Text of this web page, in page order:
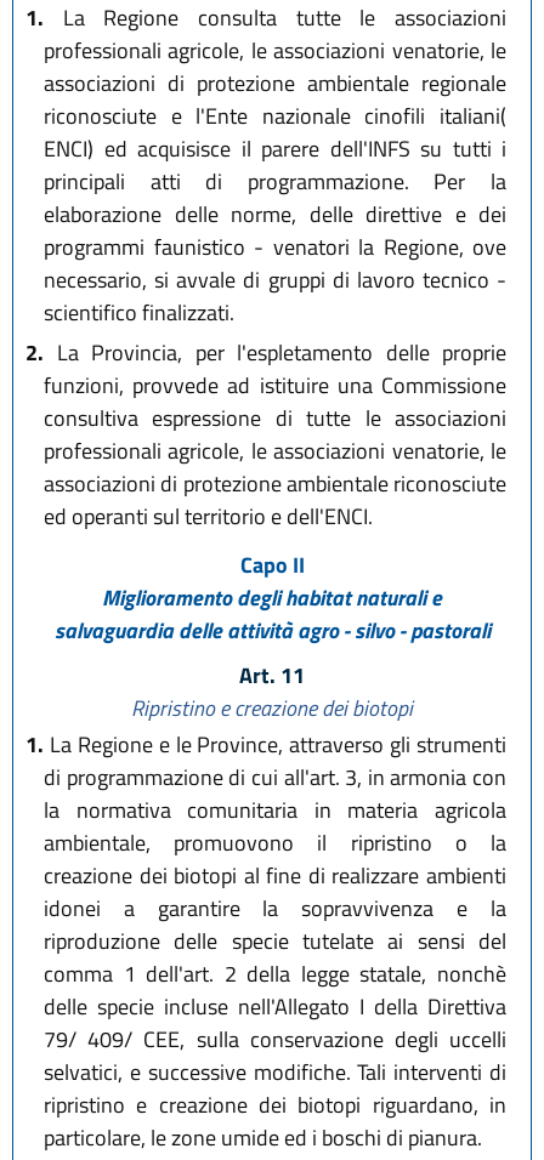
1. La Regione consulta tutte le associazioni
professionali agricole, le associazioni venatorie, le
associazioni di protezione ambientale regionale
riconosciute e l'Ente nazionale cinofili italiani(
ENCI) ed acquisisce il parere dell'INFS su tutti i
principali atti di programmazione. Per la
elaborazione delle norme, delle direttive e dei
programmi faunistico - venatori la Regione, ove
necessario, si avvale di gruppi di lavoro tecnico -
scientifico finalizzati.
2. La Provincia, per l'espletamento delle proprie
funzioni, provvede ad istituire una Commissione
consultiva espressione di tutte le associazioni
professionali agricole, le associazioni venatorie, le
associazioni di protezione ambientale riconosciute
ed operanti sul territorio e dell'ENCI.
Capo II
Miglioramento degli habitat naturali e
salvaguardia delle attività agro - silvo - pastorali
Art. 11
Ripristino e creazione dei biotopi
1. La Regione e le Province, attraverso gli strumenti
di programmazione di cui all'art. 3, in armonia con
la normativa comunitaria in materia agricola
ambientale, promuovono il ripristino o la
creazione dei biotopi al fine di realizzare ambienti
idonei a garantire la sopravvivenza e la
riproduzione delle specie tutelate ai sensi del
comma 1 dell'art. 2 della legge statale, nonchè
delle specie incluse nell'Allegato I della Direttiva
79/ 409/ CEE, sulla conservazione degli uccelli
selvatici, e successive modifiche. Tali interventi di
ripristino e creazione dei biotopi riguardano, in
particolare, le zone umide ed i boschi di pianura.